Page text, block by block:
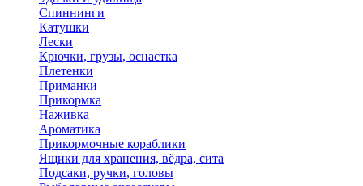
Спиннинги
Катушки
Лески
Крючки, грузы, оснастка
Плетенки
Приманки
Прикормка
Наживка
Ароматика
Прикормочные кораблики
Ящики для хранения, вёдра, сита
Подсаки, ручки, головы